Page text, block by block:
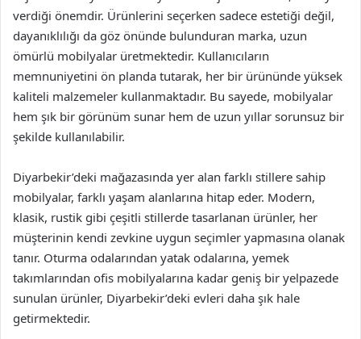
verdiği önemdir. Ürünlerini seçerken sadece estetiği değil,
dayanıklılığı da göz önünde bulunduran marka, uzun
ömürlü mobilyalar üretmektedir. Kullanıcıların
memnuniyetini ön planda tutarak, her bir ürününde yüksek
kaliteli malzemeler kullanmaktadır. Bu sayede, mobilyalar
hem şık bir görünüm sunar hem de uzun yıllar sorunsuz bir
şekilde kullanılabilir.
Diyarbekir’deki mağazasında yer alan farklı stillere sahip
mobilyalar, farklı yaşam alanlarına hitap eder. Modern,
klasik, rustik gibi çeşitli stillerde tasarlanan ürünler, her
müşterinin kendi zevkine uygun seçimler yapmasına olanak
tanır. Oturma odalarından yatak odalarına, yemek
takımlarından ofis mobilyalarına kadar geniş bir yelpazede
sunulan ürünler, Diyarbekir’deki evleri daha şık hale
getirmektedir.